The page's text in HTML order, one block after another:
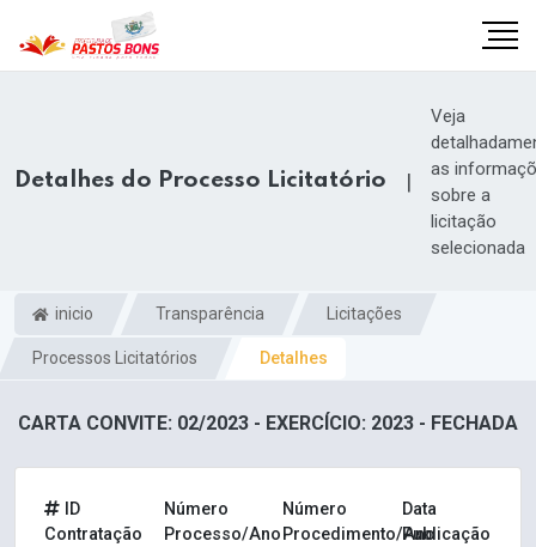
Detalhes do Processo Licitatório |
Veja
as
sobre a
licitação
selecionada
inicio Transparência Licitações
Processos Licitatórios Detalhes
CARTA CONVITE: 02/2023 - EXERCÍCIO: 2023 - FECHADA
ID
Contratação
Número
Processo/Ano
Número
Procedimento/Ano
Data
Publicação